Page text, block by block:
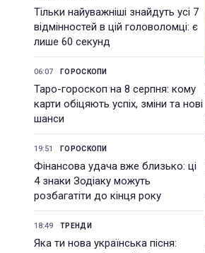
Тільки найуважніші знайдуть усі 7
відмінностей в цій головоломці: є
лише 60 секунд
06:07 ГОРОСКОПИ
Таро-гороскоп на 8 серпня: кому
карти обіцяють успіх, зміни та нові
шанси
19:51 ГОРОСКОПИ
Фінансова удача вже близько: ці
4 знаки Зодіаку можуть
розбагатіти до кінця року
18:49 ТРЕНДИ
Яка ти нова українська пісня: